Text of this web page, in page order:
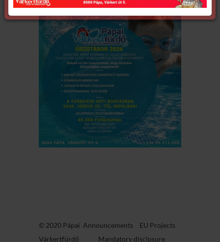
© 2020 Pápai
Várkertfürdő
Announcements
EU Projects
Mandatory disclosure